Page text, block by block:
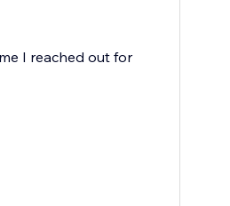
I reached out for